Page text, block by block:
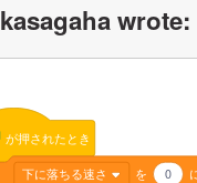
kasagaha wrote:
が押されたとき
下に落ちる速さ を 0